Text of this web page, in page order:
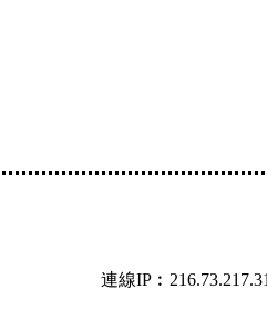
連線